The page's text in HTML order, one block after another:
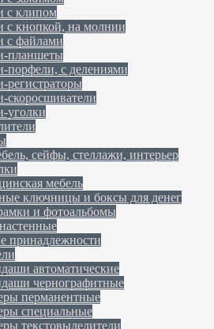
с клипом
с кнопкой, на молнии
с файлами
планшеты
порфели, с делениями
регистраторы
скоросшиватели
уголки
сейфы, стеллажи, интерьер
мебель
ключницы и боксы для денег
и фотоальбомы
принадлежности
автоматические
чернографитные
перманентные
специальные
текстовыделители